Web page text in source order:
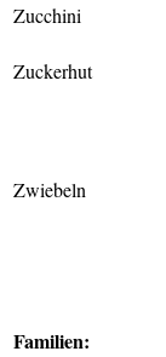
Zucchini
Zuckerhut
Zwiebeln
Familien: